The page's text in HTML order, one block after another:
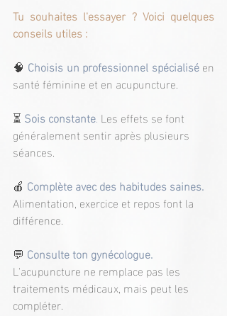
Tu souhaites l'essayer ? Voici quelques
conseils utiles :
🧠 Choisis un professionnel spécialiséen
santé féminine et en acupuncture.
⏳ Sois constante. Les effets se font
généralement sentir après plusieurs
séances.
🍎 Complète avec des habitudes saines.
Alimentation, exercice et repos font la
différence.
💬 Consulte ton gynécologue.
L'acupuncture ne remplace pas les
traitements médicaux, mais peut les
compléter.